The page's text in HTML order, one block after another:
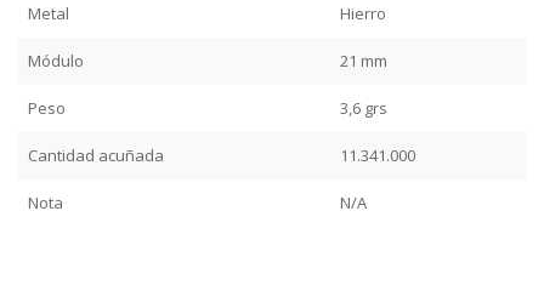
Metal Hierro
Módulo 21 mm
Peso 3,6 grs
Cantidad acuñada 11.341.000
Nota N/A